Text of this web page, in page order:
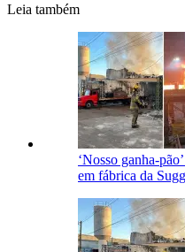
Leia também
‘Nosso ganha-
em fábrica da